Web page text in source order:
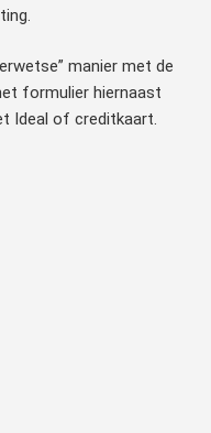
manier met de
formulier hiernaast
Ideal of creditkaart.